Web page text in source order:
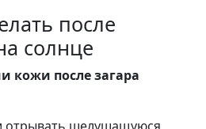
после
солнце
кожи после загара